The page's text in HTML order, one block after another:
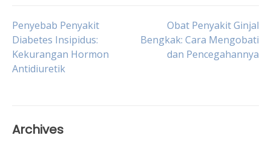
Post
navigation
Penyebab Penyakit
Diabetes Insipidus:
Kekurangan Hormon
Antidiuretik
Obat Penyakit Ginjal
Bengkak: Cara Mengobati
dan Pencegahannya
Archives